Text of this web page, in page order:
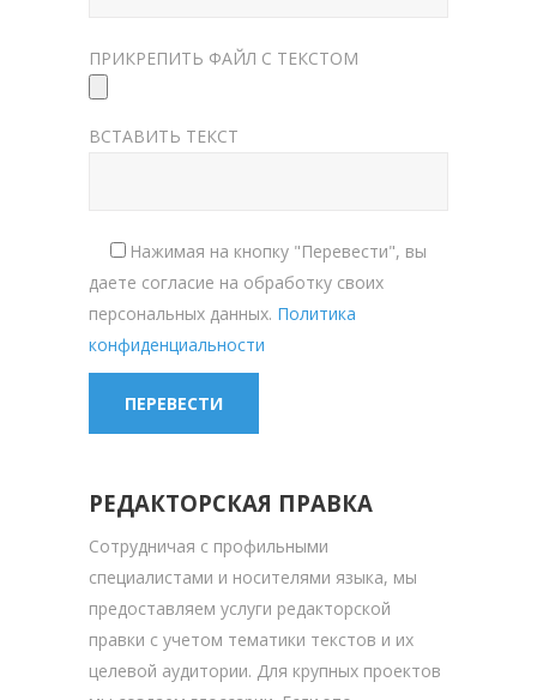
ПРИКРЕПИТЬ ФАЙЛ С ТЕКСТОМ
ВСТАВИТЬ ТЕКСТ
Нажимая на кнопку "Перевести", вы
даете согласие на обработку своих
персональных данных. Политика
конфиденциальности
РЕДАКТОРСКАЯ ПРАВКА
Сотрудничая с профильными
специалистами и носителями языка, мы
предоставляем услуги редакторской
правки с учетом тематики текстов и их
целевой аудитории. Для крупных проектов